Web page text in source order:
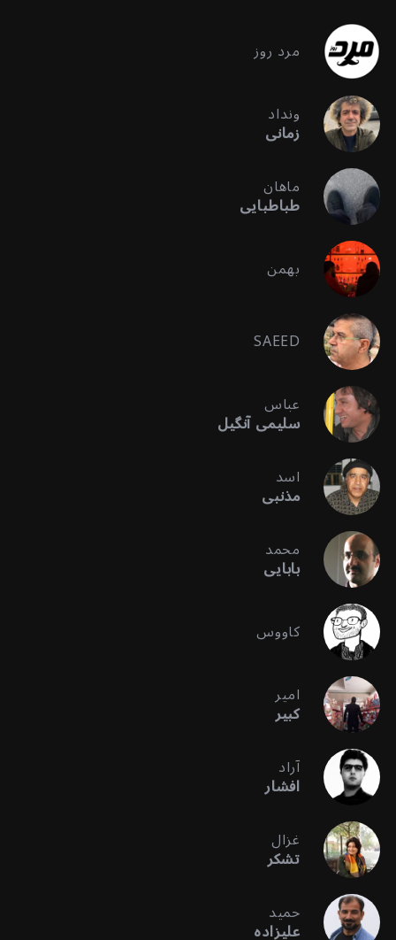
مرد روز
ونداد
زمانی
ماهان
طباطبایی
بهمن
SAEED
عباس
سلیمی آنگیل
اسد
مذنبی
محمد
بابایی
کاووس
امیر
کبیر
آراد
افشار
غزال
تشکر
حمید
علیزاده